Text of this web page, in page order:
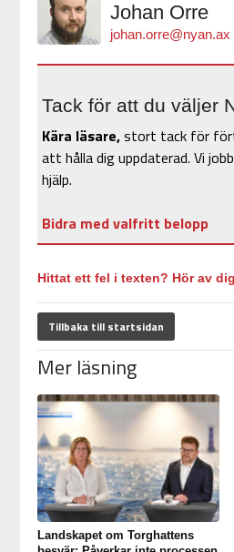
Johan Orre
johan.orre@nyan.ax
Tack för att du väljer
Kära läsare,stort tack för
att hålla dig uppdaterad. Vi
hjälp.
Bidra med valfritt belopp
Hittat ett fel i texten? Hör av
Tillbaka till startsidan
Mer läsning
Landskapet om Torghattens